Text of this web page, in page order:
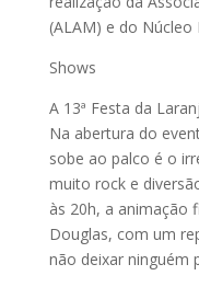
(ALAM) e do Núcleo
Shows
A 13ª Festa da
Na abertura do
sobe ao palco é o
muito rock e
às 20h, a animação
Douglas, com um
não deixar ninguém